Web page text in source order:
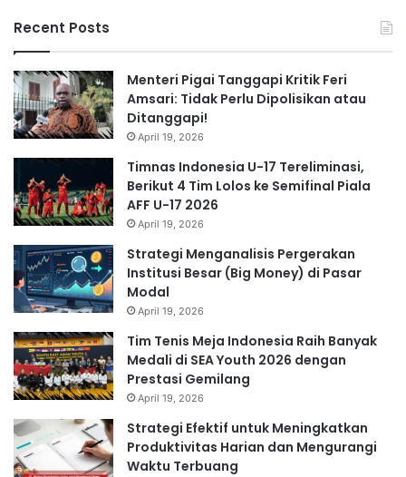
Recent Posts
Menteri Pigai Tanggapi Kritik Feri
Amsari: Tidak Perlu Dipolisikan atau
Ditanggapi!
April 19, 2026
Timnas Indonesia U-17 Tereliminasi,
Berikut 4 Tim Lolos ke Semifinal Piala
AFF U-17 2026
April 19, 2026
Strategi Menganalisis Pergerakan
Institusi Besar (Big Money) di Pasar
Modal
April 19, 2026
Tim Tenis Meja Indonesia Raih Banyak
Medali di SEA Youth 2026 dengan
Prestasi Gemilang
April 19, 2026
Strategi Efektif untuk Meningkatkan
Produktivitas Harian dan Mengurangi
Waktu Terbuang